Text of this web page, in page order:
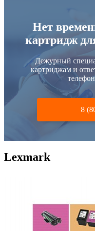
Нет
картридж
Дежурный
картриджам и
8
Lexmark